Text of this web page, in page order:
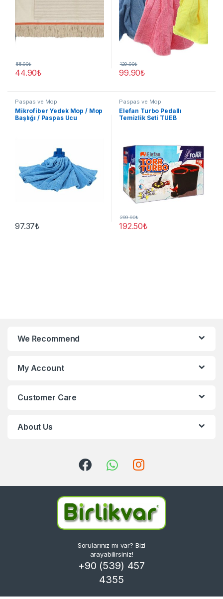
44.90₺
55.90₺
99.90₺
129.90₺
Paspas ve Mop
Mikrofiber Yedek Mop / Mop
Başlığı / Paspas Ucu
97.37₺
Paspas ve Mop
Elefan Turbo Pedallı
Temizlik Seti TUEB
192.50₺
299.90₺
We Recommend
My Account
Customer Care
About Us
Sorularınız mı var? Bizi
arayabilirsiniz!
+90 (539) 457
4355